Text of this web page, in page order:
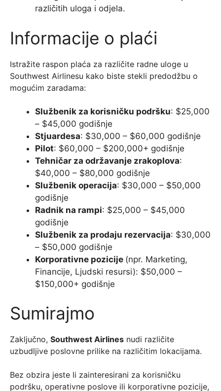
različitih uloga i odjela.
Informacije o plaći
Istražite raspon plaća za različite radne uloge u
Southwest Airlinesu kako biste stekli predodžbu o
mogućim zaradama:
Službenik za korisničku podršku: $25,000
– $45,000 godišnje
Stjuardesa: $30,000 – $60,000 godišnje
Pilot: $60,000 – $200,000+ godišnje
Tehničar za održavanje zrakoplova:
$40,000 – $80,000 godišnje
Službenik operacija: $30,000 – $50,000
godišnje
Radnik na rampi: $25,000 – $45,000
godišnje
Službenik za prodaju rezervacija: $30,000
– $50,000 godišnje
Korporativne pozicije (npr. Marketing,
Financije, Ljudski resursi): $50,000 –
$150,000+ godišnje
Sumirajmo
Zaključno, Southwest Airlines nudi različite
uzbudljive poslovne prilike na različitim lokacijama.
Bez obzira jeste li zainteresirani za korisničku
podršku, operativne poslove ili korporativne pozicije,